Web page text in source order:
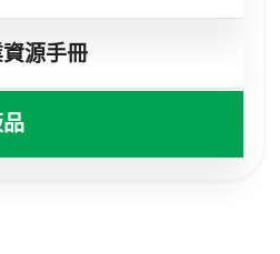
源手冊